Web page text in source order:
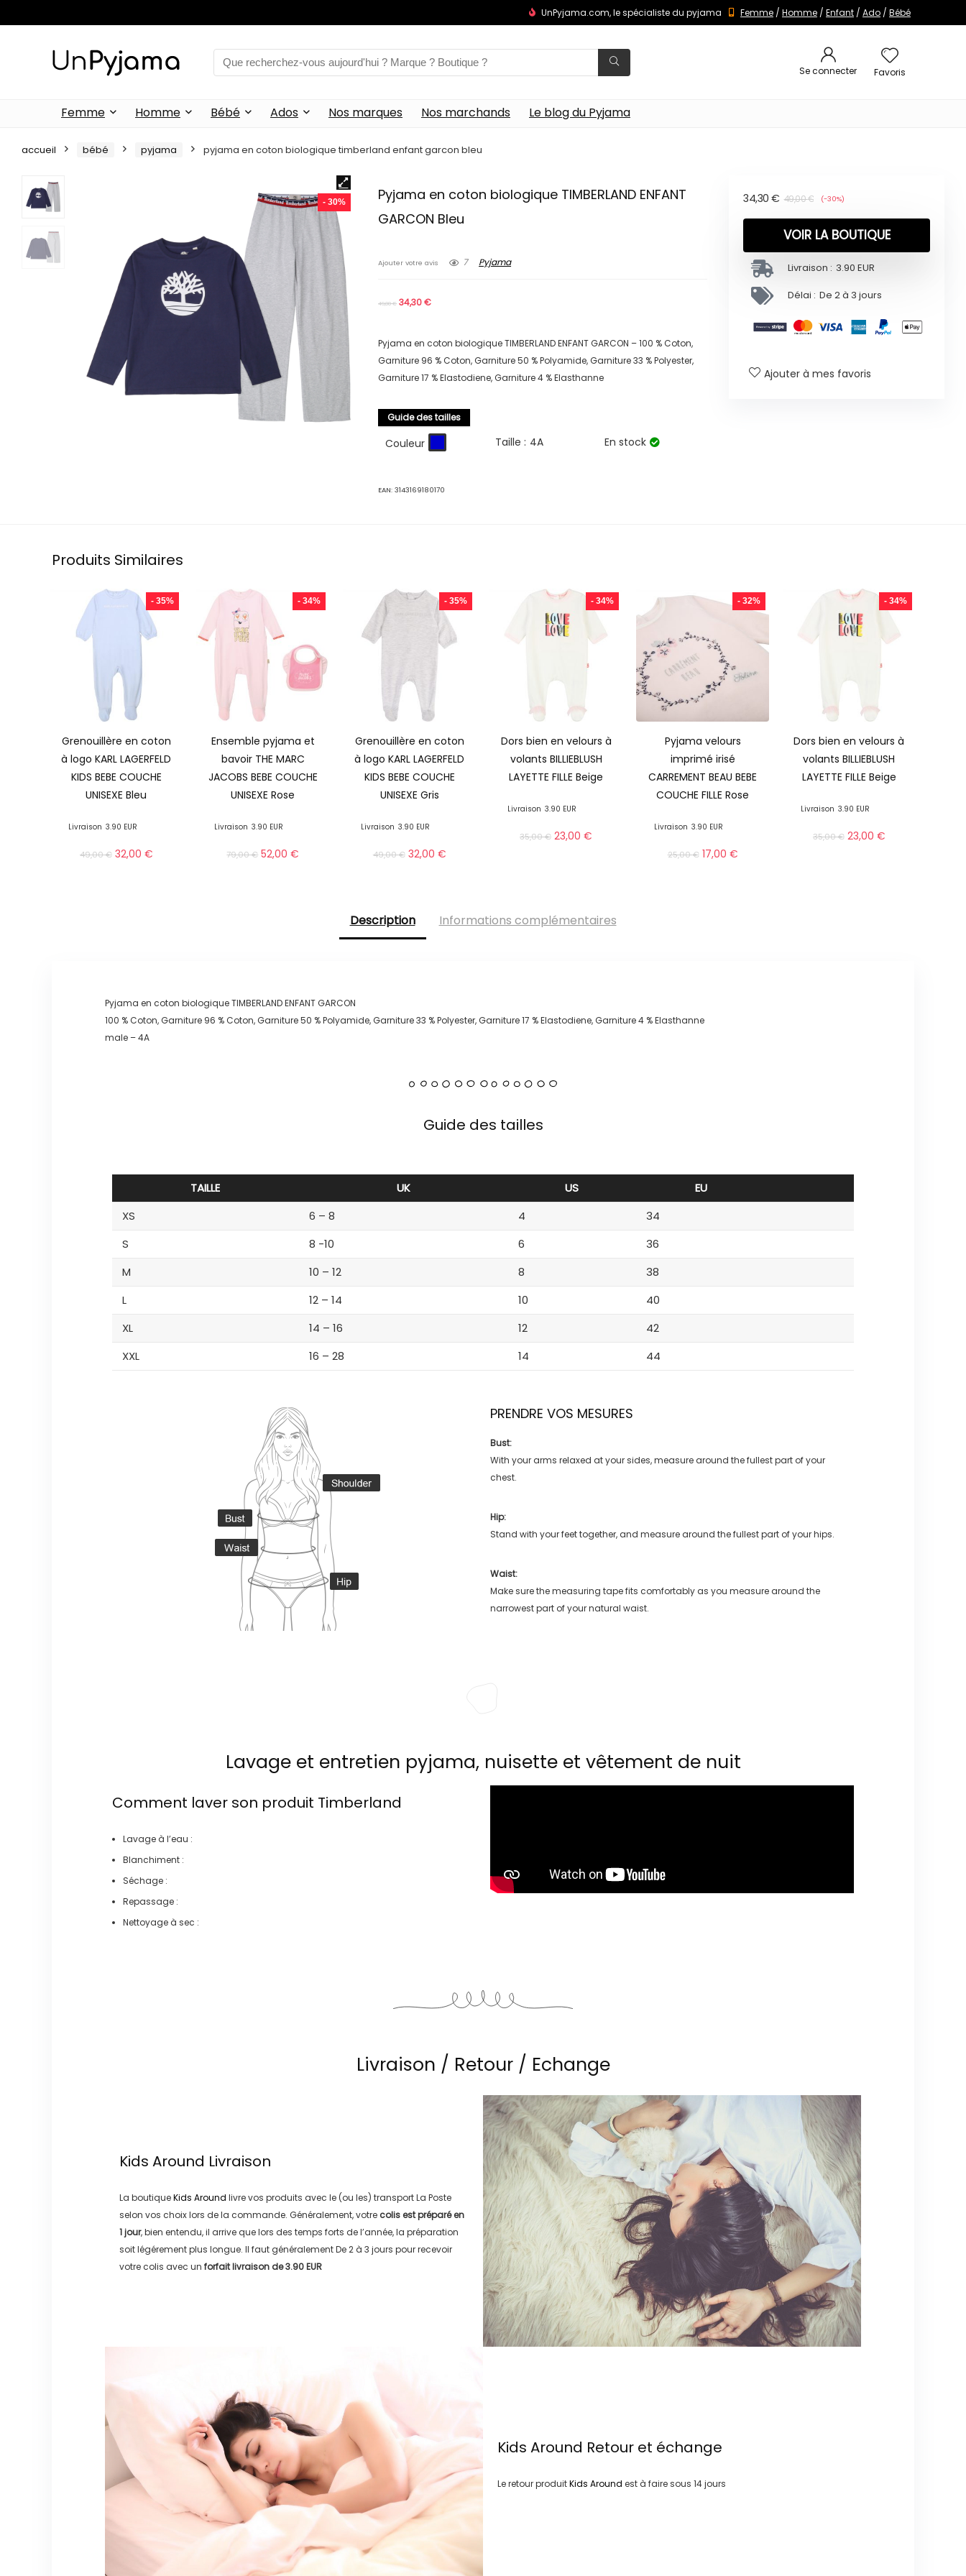
UnPyjama.com, le spécialiste du pyjama Femme / Homme / Enfant / Ado / Bébé
Se connecter Favoris
Femme Homme Bébé Ados Nos marques Nos marchands Le blog du Pyjama
accueil bébé pyjama pyjama en coton biologique timberland enfant garcon bleu
- 30%
Pyjama en coton biologique TIMBERLAND ENFANT
GARCON Bleu
Ajouter votre avis 7 Pyjama
49,00€ 34,30€
Pyjama en coton biologique TIMBERLAND ENFANT GARCON – 100 % Coton,
Garniture 96 % Coton, Garniture 50 % Polyamide, Garniture 33 % Polyester,
Garniture 17 % Elastodiene, Garniture 4 % Elasthanne
Guide des tailles
Couleur Taille : 4A En stock
EAN:3143169180170
49,00€
34,30 € (-30%)
VOIR LA BOUTIQUE
Livraison : 3.90 EUR
Délai : De 2 à 3 jours
Ajouter à mes favoris
Produits Similaires
- 35%
Grenouillère en coton
à logo KARL LAGERFELD
KIDS BEBE COUCHE
UNISEXE Bleu
Livraison 3.90 EUR
49,00€ 32,00 €
- 34%
Ensemble pyjama et
bavoir THE MARC
JACOBS BEBE COUCHE
UNISEXE Rose
Livraison 3.90 EUR
79,00€ 52,00€
- 35%
Grenouillère en coton
à logo KARL LAGERFELD
KIDS BEBE COUCHE
UNISEXE Gris
Livraison 3.90 EUR
49,00€ 32,00 €
- 34%
Dors bien en velours à
volants BILLIEBLUSH
LAYETTE FILLE Beige
Livraison 3.90 EUR
35,00€ 23,00€
- 32%
Pyjama velours
imprimé irisé
CARREMENT BEAU BEBE
COUCHE FILLE Rose
Livraison 3.90 EUR
25,00€ 17,00 €
- 34%
Dors bien en velours à
volants BILLIEBLUSH
LAYETTE FILLE Beige
Livraison 3.90 EUR
35,00€ 23,00 €
Description Informations complémentaires
Pyjama en coton biologique TIMBERLAND ENFANT GARCON
100 % Coton, Garniture 96 % Coton, Garniture 50 % Polyamide, Garniture 33 % Polyester, Garniture 17 % Elastodiene, Garniture 4 % Elasthanne
male – 4A
Guide des tailles
TAILLE UK US
EU
XS
6 – 8 4
34
S
8 -10 6
36
M
10 – 12 8
38
L
12 – 14 10
40
XL
14 – 16 12
42
XXL
16 – 28 14 44
PRENDRE VOS MESURES
Bust:
With your arms relaxed at your sides, measure around the fullest part of your
chest.
Hip:
Stand with your feet together, and measure around the fullest part of your hips.
Waist:
Make sure the measuring tape fits comfortably as you measure around the
narrowest part of your natural waist.
Lavage et entretien pyjama, nuisette et vêtement de nuit
Comment laver son produit Timberland
Lavage à l’eau :
Blanchiment :
Séchage :
Repassage :
Nettoyage à sec :
Livraison / Retour / Echange
Kids Around Livraison
La boutiqueKids Around livre vos produits avec le (ou les) transportLa Poste
selon vos choix lors de la commande. Généralement, votre colis est préparé en
1 jour, bien entendu, il arrive que lors des temps forts de l’année, la préparation
soit légérement plus longue. Il faut généralementDe 2 à 3 jours pour recevoir
votre colis avec un forfait livraison de3.90 EUR
Kids Around Retour et échange
Le retour produitKids Around est à faire sous 14 jours